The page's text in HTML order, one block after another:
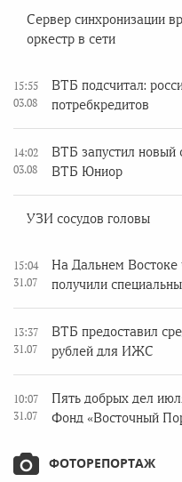
Сервер синхронизации
оркестр в сети
15:55
03.08
ВТБ подсчитал:
потребкредитов
14:02
03.08
ВТБ запустил новый
ВТБ Юниор
УЗИ сосудов головы
15:04
31.07
На Дальнем Востоке
получили
13:37
31.07
ВТБ предоставил
рублей для ИЖС
10:07
31.07
Пять добрых дел
Фонд «Восточный
ФОТОРЕПОРТАЖ